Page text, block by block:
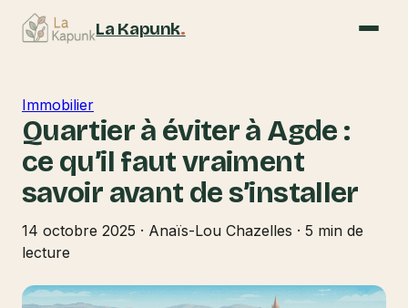
La Kapunk.
Immobilier
Quartier à éviter à Agde :
ce qu’il faut vraiment
savoir avant de s’installer
14 octobre 2025 · Anaïs-Lou Chazelles · 5 min de
lecture